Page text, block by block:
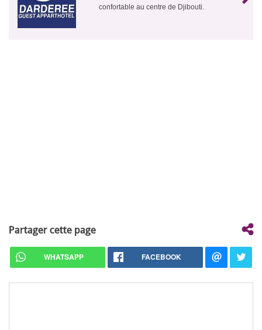
confortable au centre de Djibouti.
Partager cette page
WHATSAPP FACEBOOK